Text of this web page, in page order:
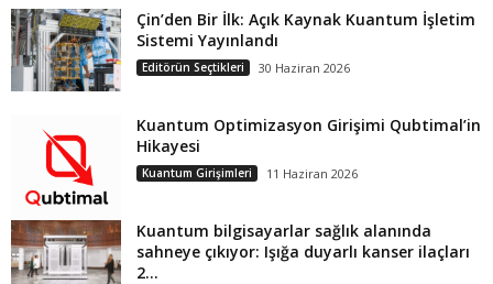
Çin’den Bir İlk: Açık Kaynak Kuantum İşletim
Sistemi Yayınlandı
Editörün Seçtikleri 30 Haziran 2026
Kuantum Optimizasyon Girişimi Qubtimal’in
Hikayesi
Kuantum Girişimleri 11 Haziran 2026
Kuantum bilgisayarlar sağlık alanında
sahneye çıkıyor: Işığa duyarlı kanser ilaçları
2...